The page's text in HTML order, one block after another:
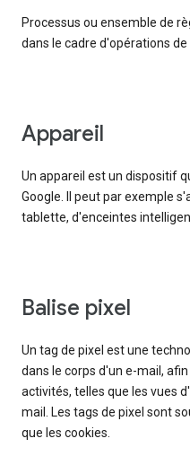
Processus ou ensemble de
dans le cadre d'opérations
Appareil
Un appareil est un dispositif
Google. Il peut par exemple
tablette, d'enceintes
Balise pixel
Un tag de pixel est une
dans le corps d'un e-mail,
activités, telles que les vues
mail. Les tags de pixel sont
que les cookies.